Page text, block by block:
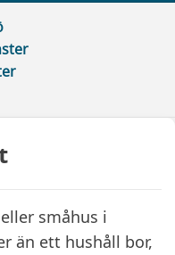
småhus i
än ett hushåll bor,